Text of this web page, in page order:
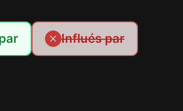
Influés par